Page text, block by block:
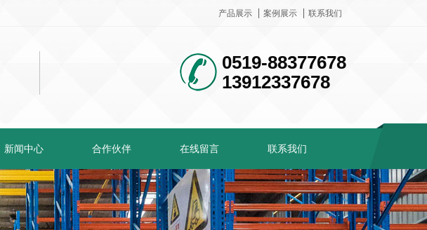
产品展示 案例展示 联系我们
0519-88377678
13912337678
新闻中心 合作伙伴 在线留言 联系我们